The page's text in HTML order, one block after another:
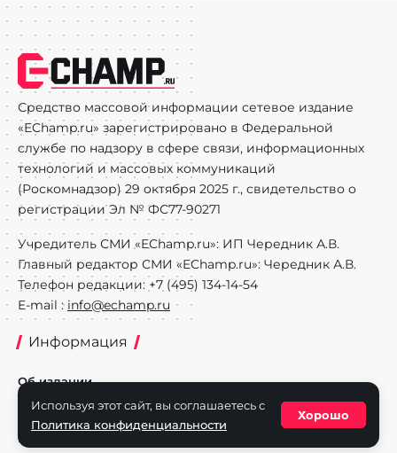
Средство массовой информации сетевое издание
«EChamp.ru» зарегистрировано в Федеральной
службе по надзору в сфере связи, информационных
технологий и массовых коммуникаций
(Роскомнадзор) 29 октября 2025 г., свидетельство о
регистрации Эл № ФС77-90271
Учредитель СМИ «EChamp.ru»: ИП Чередник А.В.
Главный редактор СМИ «EChamp.ru»: Чередник А.В.
Телефон редакции: +7 (495) 134-14-54
E-mail : info@echamp.ru
Информация
Об издании
Реклама на портале
Политика конфиденциальности
Используя этот сайт, вы соглашаетесь с
Политика конфиденциальности
Хорошо